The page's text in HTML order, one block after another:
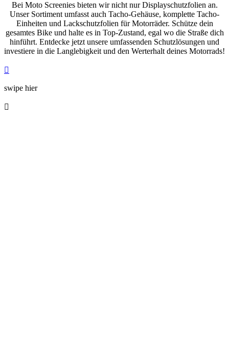
Bei Moto Screenies bieten wir nicht nur Displayschutzfolien an.
Unser Sortiment umfasst auch Tacho-Gehäuse, komplette Tacho-
Einheiten und Lackschutzfolien für Motorräder. Schütze dein
gesamtes Bike und halte es in Top-Zustand, egal wo die Straße dich
hinführt. Entdecke jetzt unsere umfassenden Schutzlösungen und
investiere in die Langlebigkeit und den Werterhalt deines Motorrads!

swipe hier
